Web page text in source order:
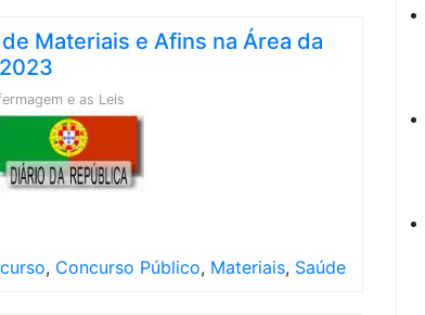
Materiais e Afins na Área da
e as Leis
, Concurso Público, Materiais, Saúde